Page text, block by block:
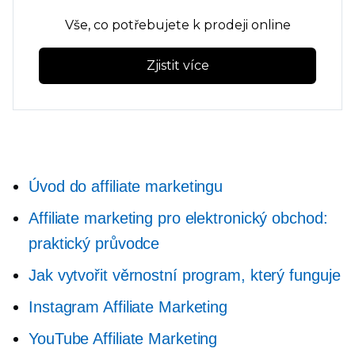
Vše, co potřebujete k prodeji online
Zjistit více
Úvod do affiliate marketingu
Affiliate marketing pro elektronický obchod:
praktický průvodce
Jak vytvořit věrnostní program, který funguje
Instagram Affiliate Marketing
YouTube Affiliate Marketing